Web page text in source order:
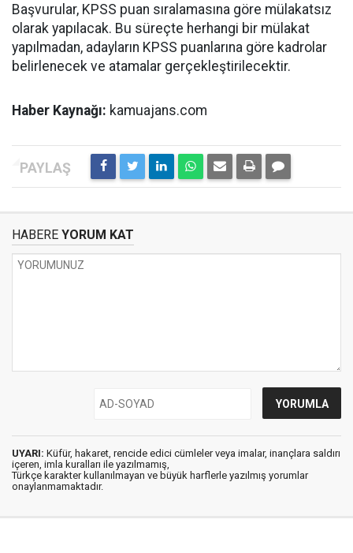
Başvurular, KPSS puan sıralamasına göre mülakatsız
olarak yapılacak. Bu süreçte herhangi bir mülakat
yapılmadan, adayların KPSS puanlarına göre kadrolar
belirlenecek ve atamalar gerçekleştirilecektir.
Haber Kaynağı: kamuajans.com
HABERE YORUM KAT
UYARI: Küfür, hakaret, rencide edici cümleler veya imalar, inançlara saldırı
içeren, imla kuralları ile yazılmamış,
Türkçe karakter kullanılmayan ve büyük harflerle yazılmış yorumlar
onaylanmamaktadır.